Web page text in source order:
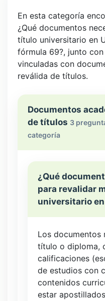
En esta categoría
¿Qué documentos
título universitario en
fórmula 69?, junto
vinculadas con
reválida de títulos.
Documentos
de títulos 3
categoría
¿Qué
para revalidar
universitario
Los documentos
título o diploma,
calificaciones
de estudios con
contenidos
estar